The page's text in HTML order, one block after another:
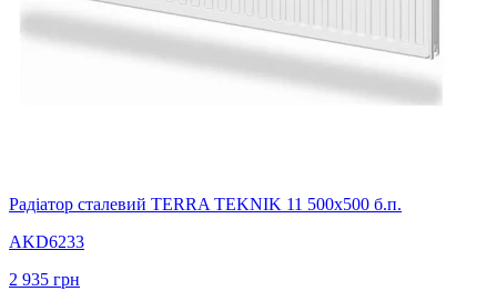
Радіатор сталевий TERRA TEKNIK 11 500х500 б.п.
AKD6233
2 935 грн